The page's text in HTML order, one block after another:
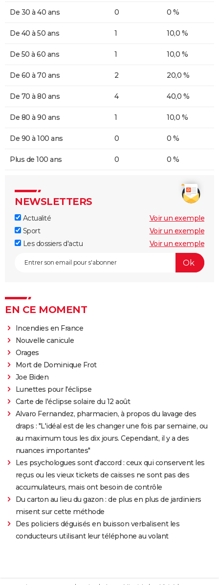
De 30 à 40 ans 0 0 %
De 40 à 50 ans 1 10,0 %
De 50 à 60 ans 1 10,0 %
De 60 à 70 ans 2 20,0 %
De 70 à 80 ans 4 40,0 %
De 80 à 90 ans 1 10,0 %
De 90 à 100 ans 0 0 %
Plus de 100 ans 0 0 %
NEWSLETTERS
Actualité
Voir un exemple
Sport
Voir un exemple
Les dossiers d'actu
Voir un exemple
EN CE MOMENT
Incendies en France
Nouvelle canicule
Orages
Mort de Dominique Frot
Joe Biden
Lunettes pour l'éclipse
Carte de l'éclipse solaire du 12 août
Alvaro Fernandez, pharmacien, à propos du lavage des
draps : "L'idéal est de les changer une fois par semaine, ou
au maximum tous les dix jours. Cependant, il y a des
nuances importantes"
Les psychologues sont d'accord : ceux qui conservent les
reçus ou les vieux tickets de caisses ne sont pas des
accumulateurs, mais ont besoin de contrôle
Du carton au lieu du gazon : de plus en plus de jardiniers
misent sur cette méthode
Des policiers déguisés en buisson verbalisent les
conducteurs utilisant leur téléphone au volant